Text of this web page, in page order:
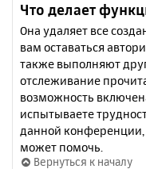
Что делает
Она удаляет все
вам оставаться
также выполняют
отслеживание
возможность
испытываете
данной
может помочь.
Вернуться к началу